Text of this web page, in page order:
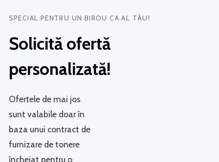
SPECIAL PENTRU UN BIROU CA AL TĂU!
Solicită ofertă
personalizată!
Ofertele de mai jos
sunt valabile doar în
baza unui contract de
furnizare de tonere
încheiat pentru o